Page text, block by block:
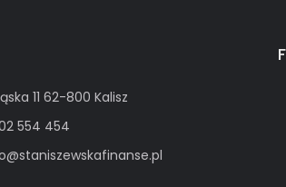
11 62-800 Kalisz
554 454